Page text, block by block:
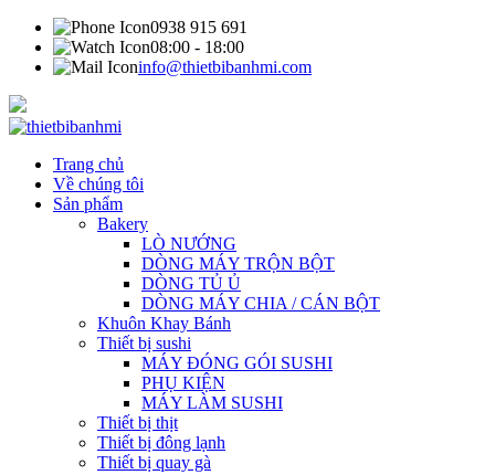
0938 915 691
08:00 - 18:00
info@thietbibanhmi.com
Trang chủ
Về chúng tôi
Sản phẩm
Bakery
LÒ NƯỚNG
DÒNG MÁY TRỘN BỘT
DÒNG TỦ Ủ
DÒNG MÁY CHIA / CÁN BỘT
Khuôn Khay Bánh
Thiết bị sushi
MÁY ĐÓNG GÓI SUSHI
PHỤ KIỆN
MÁY LÀM SUSHI
Thiết bị thịt
Thiết bị đông lạnh
Thiết bị quay gà